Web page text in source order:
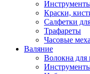
Краски,
Салфетки
Трафареты
Часовые
Валяние
Волокна для